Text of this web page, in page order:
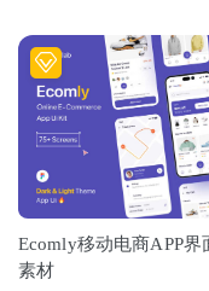
Ecomly移动电商APP界
素材